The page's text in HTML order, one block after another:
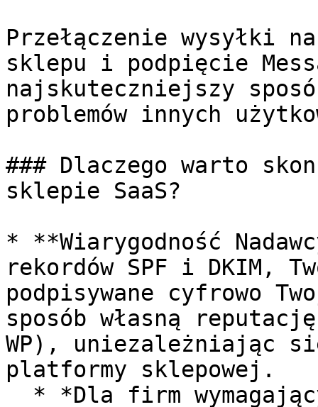
Przełączenie wysyłki na
sklepu i podpięcie
najskuteczniejszy
problemów innych
### Dlaczego warto
sklepie SaaS?
* **Wiarygodność
rekordów SPF i DKIM,
podpisywane cyfrowo
sposób własną
WP), uniezależniając
platformy sklepowej.